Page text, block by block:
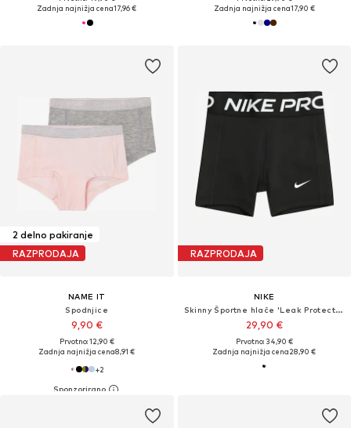
Zadnja najnižja cena17,96 €
Zadnja najnižja cena17,90 €
2 delno pakiranje
RAZPRODAJA
NAME IT
Spodnjice
9,90 €
Prvotno: 12,90 €
Zadnja najnižja cena8,91 €
+2
RAZPRODAJA
NIKE
Skinny Športne hlače 'Leak Protection'
29,90 €
Prvotno: 34,90 €
Zadnja najnižja cena28,90 €